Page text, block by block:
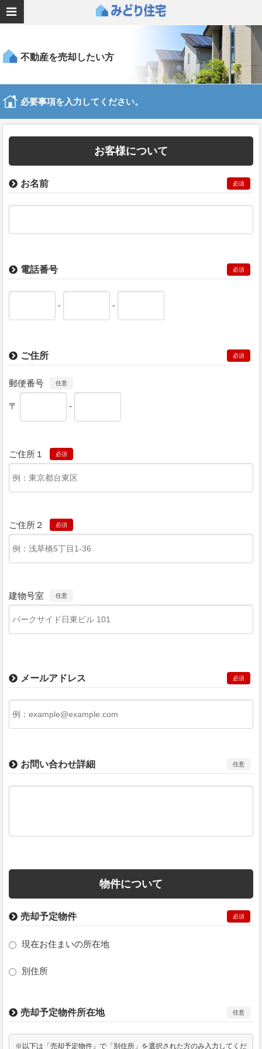
不動産を売却したい方
必要事項を入力してください。
お客様について
お名前 必須
電話番号 必須
- -
ご住所 必須
郵便番号 任意
〒 -
ご住所１ 必須
ご住所２ 必須
建物号室 任意
メールアドレス 必須
お問い合わせ詳細 任意
物件について
売却予定物件 必須
現在お住まいの所在地
別住所
売却予定物件所在地 任意
※以下は「売却予定物件」で「別住所」を選択された方のみ入力してくだ